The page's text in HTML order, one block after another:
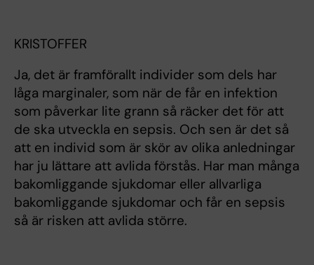
KRISTOFFER
Ja, det är framförallt individer som dels har
låga marginaler, som när de får en infektion
som påverkar lite grann så räcker det för att
de ska utveckla en sepsis. Och sen är det så
att en individ som är skör av olika anledningar
har ju lättare att avlida förstås. Har man många
bakomliggande sjukdomar eller allvarliga
bakomliggande sjukdomar och får en sepsis
så är risken att avlida större.